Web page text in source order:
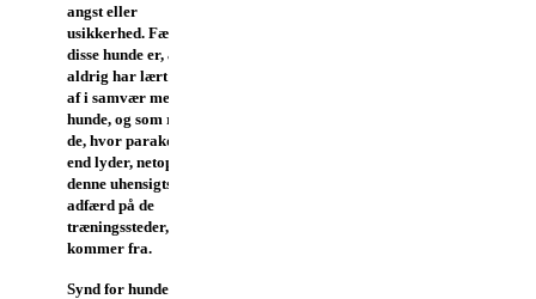
angst eller
usikkerhed. Fælles for
disse hunde er, at de
aldrig har lært at
afi samvær med andre
hunde, og som regel har
de, hvor parakdoksalt det
end lyder, netop LÆRT
denne uhensigtsmæssige
adfærd på de
træningssteder, hvor de
kommer fra.
Synd for hundene, men